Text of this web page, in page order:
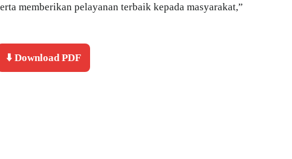
memberikan pelayanan terbaik kepada masyarakat,”
⬇️ Download PDF